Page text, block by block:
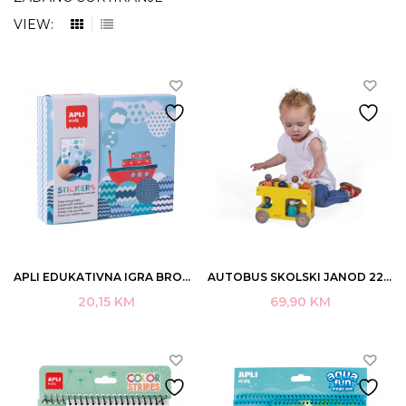
VIEW:
APLI EDUKATIVNA IGRA BROD STIKERI ART.18363
20,15 KM
AUTOBUS SKOLSKI JANOD 22,5X11X15CM DRVO +2 ART.J04635 (2/8)
69,90 KM